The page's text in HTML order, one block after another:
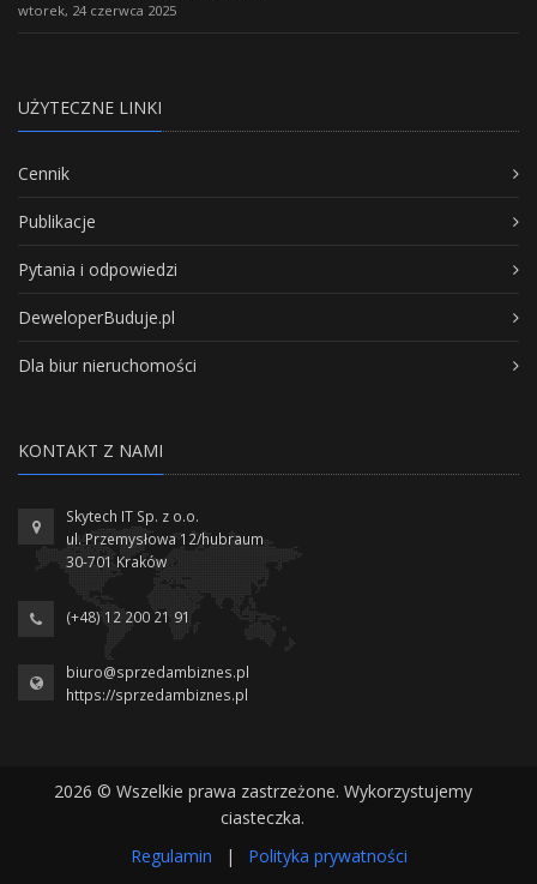
wtorek, 24 czerwca 2025
UŻYTECZNE LINKI
Cennik
Publikacje
Pytania i odpowiedzi
DeweloperBuduje.pl
Dla biur nieruchomości
KONTAKT Z NAMI
Skytech IT Sp. z o.o.
ul. Przemysłowa 12/hubraum
30-701 Kraków
(+48) 12 200 21 91
biuro@sprzedambiznes.pl
https://sprzedambiznes.pl
2026 © Wszelkie prawa zastrzeżone. Wykorzystujemy
ciasteczka.
Regulamin
| Polityka prywatności